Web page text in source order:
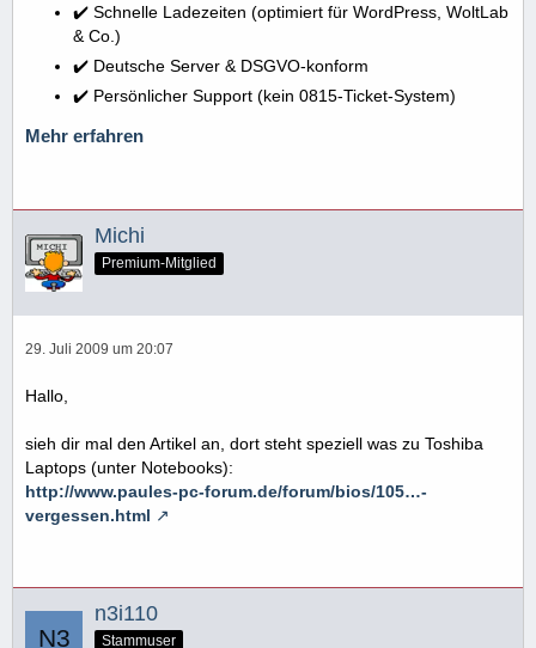
✔️ Schnelle Ladezeiten (optimiert für WordPress, WoltLab
& Co.)
✔️ Deutsche Server & DSGVO-konform
✔️ Persönlicher Support (kein 0815-Ticket-System)
Mehr erfahren
Michi
Premium-Mitglied
29. Juli 2009 um 20:07
Hallo,
sieh dir mal den Artikel an, dort steht speziell was zu Toshiba
Laptops (unter Notebooks):
http://www.paules-pc-forum.de/forum/bios/105…-
vergessen.html
n3i110
Stammuser